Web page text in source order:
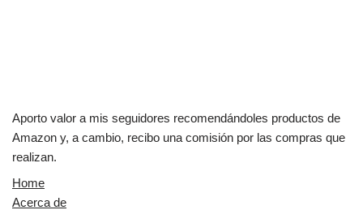
Aporto valor a mis seguidores recomendándoles productos de
Amazon y, a cambio, recibo una comisión por las compras que
realizan.
Home
Acerca de